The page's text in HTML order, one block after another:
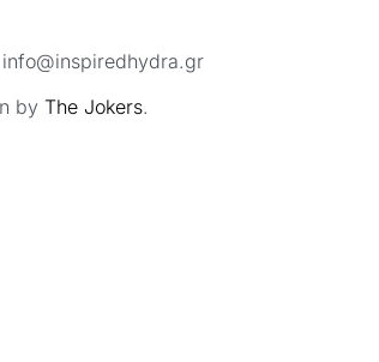
info@inspiredhydra.gr
by The Jokers.